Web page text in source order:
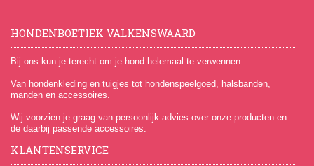
HONDENBOETIEK VALKENSWAARD
Bij ons kun je terecht om je hond helemaal te verwennen.
Van hondenkleding en tuigjes tot hondenspeelgoed, halsbanden,
manden en accessoires.
Wij voorzien je graag van persoonlijk advies over onze producten en
de daarbij passende accessoires.
KLANTENSERVICE